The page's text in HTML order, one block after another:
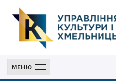
культури
і
МЕНЮ